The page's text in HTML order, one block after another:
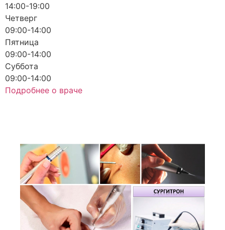
14:00-19:00
Четверг
09:00-14:00
Пятница
09:00-14:00
Суббота
09:00-14:00
Подробнее о враче